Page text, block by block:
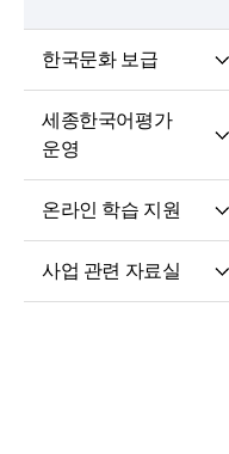
한국문화 보급
말하기 쓰기 대회
세종학당 문화인턴
세종한국어평가
운영
온라인 학습 지원
사업 관련 자료실